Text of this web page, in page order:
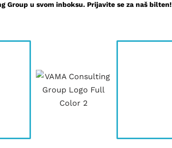
Group u svom inboksu. Prijavite se za naš bilten!